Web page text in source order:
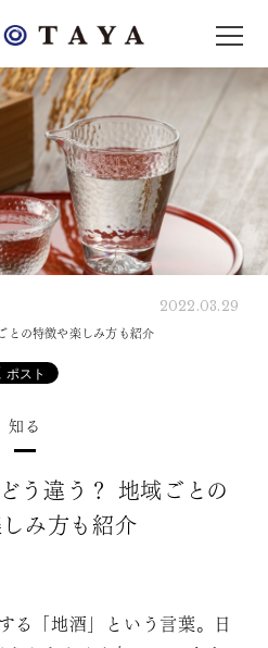
との特徴や楽しみ方も紹介
2022.03.29
知る
う違う？ 地域ごとの
み方も紹介
る「地酒」という言葉。日